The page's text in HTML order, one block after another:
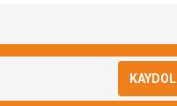
KAYDOL